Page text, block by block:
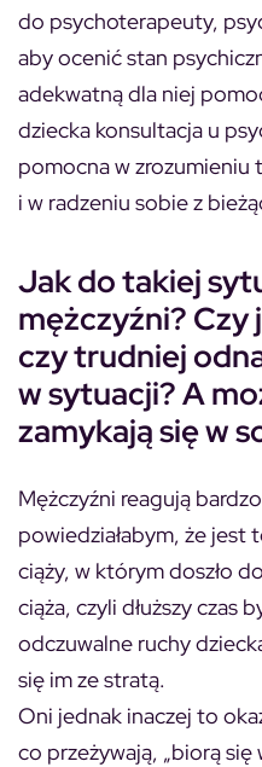
do psychoterapeuty,
aby ocenić stan
adekwatną dla niej
dziecka konsultacja u
pomocna w zrozumieniu
i w radzeniu sobie z
Jak do takiej
mężczyźni? Czy
czy trudniej
w sytuacji? A
zamykają się w
Mężczyźni reagują
powiedziałabym, że
ciąży, w którym doszło do
ciąża, czyli dłuższy czas
odczuwalne ruchy
się im ze stratą.
Oni jednak inaczej to
co przeżywają, „biorą się